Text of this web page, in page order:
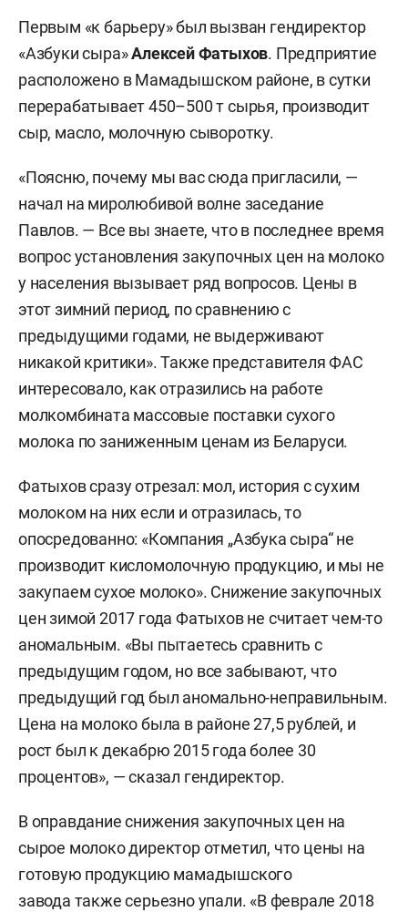
Первым «к барьеру» был вызван гендиректор
«Азбуки сыра»Алексей Фатыхов. Предприятие
расположено в Мамадышском районе, в сутки
перерабатывает 450–500 т сырья, производит
сыр, масло, молочную сыворотку.
«Поясню, почему мы вас сюда пригласили, —
начал на миролюбивой волне заседание
Павлов. — Все вы знаете, что в последнее время
вопрос установления закупочных цен на молоко
у населения вызывает ряд вопросов. Цены в
этот зимний период, по сравнению с
предыдущими годами, не выдерживают
никакой критики». Также представителя ФАС
интересовало, как отразились на работе
молкомбината массовые поставки сухого
молока по заниженным ценам из Беларуси.
Фатыхов сразу отрезал: мол, история с сухим
молоком на них если и отразилась, то
опосредованно: «Компания „Азбука сыра“ не
производит кисломолочную продукцию, и мы не
закупаем сухое молоко». Снижение закупочных
цен зимой 2017 года Фатыхов не считает чем-то
аномальным. «Вы пытаетесь сравнить с
предыдущим годом, но все забывают, что
предыдущий год был аномально-неправильным.
Цена на молоко была в районе 27,5 рублей, и
рост был к декабрю 2015 года более 30
процентов», — сказал гендиректор.
В оправдание снижения закупочных цен на
сырое молоко директор отметил, что цены на
готовую продукцию мамадышского
завода также серьезно упали. «В феврале 2018